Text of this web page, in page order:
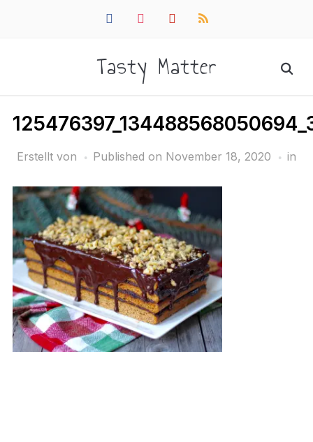
facebookinstagrampinterestrss
Tasty Matter
Erstellt von Published on November 18, 2020 in